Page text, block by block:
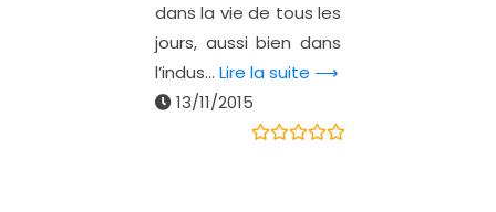
dans la vie de tous les
jours, aussi bien dans
l’indus... Lire la suite ⟶
13/11/2015